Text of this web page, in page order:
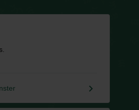
keyboard_arrow_right